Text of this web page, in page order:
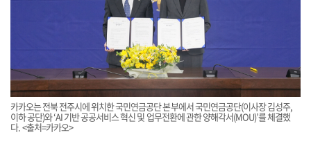
카카오는 전북 전주시에 위치한 국민연금공단 본부에서 국민연금공단(이사장 김성주,
이하 공단)와 ‘AI 기반 공공서비스 혁신 및 업무전환에 관한 양해각서(MOU)’를 체결했
다. <출처=카카오>